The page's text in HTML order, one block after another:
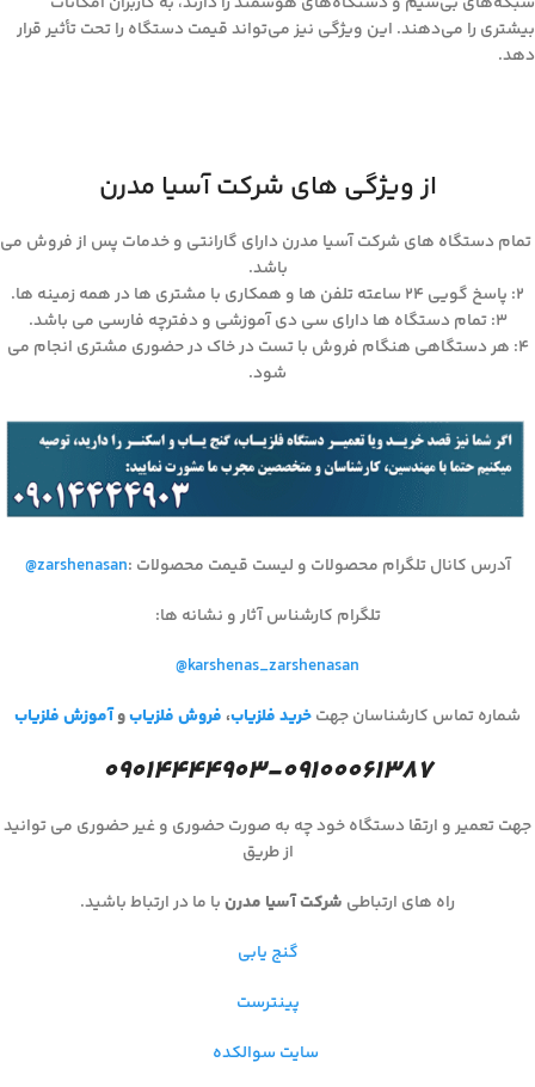
بیشتری را می‌دهند. این ویژگی نیز می‌تواند قیمت دستگاه را تحت تأثیر قرار
دهد.
از ویژگی های شرکت آسیا مدرن
تمام دستگاه های شرکت آسیا مدرن دارای گارانتی و خدمات پس از فروش می
باشد.
۲: پاسخ گویی ۲۴ ساعته تلفن ها و همکاری با مشتری ها در همه زمینه ها.
۳: تمام دستگاه ها دارای سی دی آموزشی و دفترچه فارسی می باشد.
۴: هر دستگاهی هنگام فروش با تست در خاک در حضوری مشتری انجام می
شود.
آدرس کانال تلگرام محصولات و لیست قیمت محصولات :
@zarshenasan
تلگرام کارشناس آثار و نشانه ها:
@karshenas_zarshenasan
شماره تماس کارشناسان جهتخرید فلزیاب،فروش فلزیابوآموزش فلزیاب
۰۹۰۱۴۴۴۴۹۰۳-۰۹۱۰۰۰۶۱۳۸۷
جهت تعمیر و ارتقا دستگاه خود چه به صورت حضوری و غیر حضوری می توانید
از طریق
راه های ارتباطی شرکت آسیا مدرنبا ما در ارتباط باشید.
گنج یابی
پینترست
سایت سوالکده